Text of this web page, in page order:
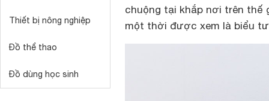
Thiết bị nông nghiệp
Đồ thể thao
Đồ dùng học sinh
chuộng tại khắp nơi trên thế
một thời được xem là biểu